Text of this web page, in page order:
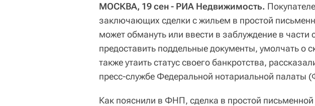
МОСКВА, 19 сен - РИА Недвижимость.
заключающих сделки с жильем в простой
может обмануть или ввести в заблуждение в части
предоставить поддельные документы, умолчать о
также утаить статус своего банкротства,
пресс-службе Федеральной нотариальной палаты
Как пояснили в ФНП, сделка в простой